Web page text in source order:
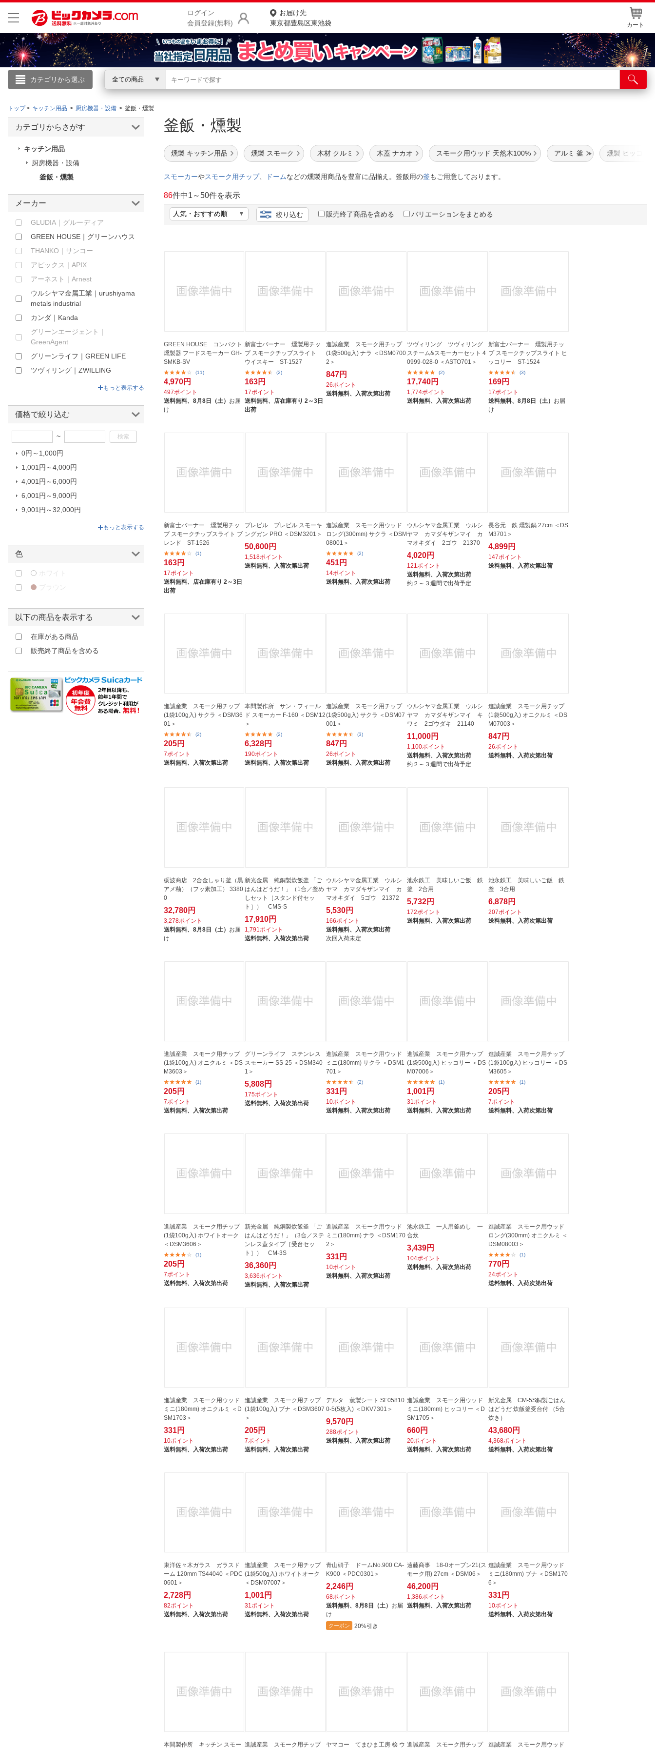
ログイン
会員登録(無料)
お届け先
東京都豊島区東池袋
カート
カテゴリから選ぶ 全ての商品
こんにちは
ログイン
お知らせ
お客様サポート
ご利用ガイド
よくある質問・お問合せ
店舗情報・店舗一覧
法人窓口
English / 中文
トップ キッチン用品 厨房機器・設備 釜飯・燻製
釜飯・燻製
燻製 キッチン用品 燻製 スモーク 木材 クルミ 木蓋 ナカオ スモーク用ウッド 天然木100% アルミ 釜 燻製 ヒッコリ
スモーカーやスモーク用チップ、 ドームなどの燻製用商品を豊富に品揃え。釜飯用の釜もご用意しております。
86件中1 ～50件を表示
絞り込む 販売終了商品を含める バリエーションをまとめる
GREEN HOUSE コンパクト
燻製器 フードスモーカー GH-
SMKB-SV
(11)
4,970円
497ポイント
送料無料、 8月8日（土） お届
け
新富士バーナー 燻製用チッ
プ スモークチップスライト
ウイスキー ST-1527
(2)
163円
17ポイント
送料無料、 店在庫有り 2～3日
出荷
進誠産業 スモーク用チップ
(1袋500g入) ナラ ＜DSM0700
2＞
847円
26ポイント
送料無料、
入荷次第出荷
ツヴィリング ツヴィリング
スチーム&スモーカーセット 4
0999-028-0 ＜ASTO701＞
(2)
17,740円
1,774ポイント
送料無料、
入荷次第出荷
新富士バーナー 燻製用チッ
プ スモークチップスライト ヒ
ッコリー ST-1524
(3)
169円
17ポイント
送料無料、 8月8日（土） お届
け
新富士バーナー 燻製用チッ
プ スモークチップスライト ブ
レンド ST-1526
(1)
163円
17ポイント
送料無料、 店在庫有り 2～3日
出荷
ブレビル ブレビル スモーキ
ングガン PRO ＜DSM3201＞
50,600円
1,518ポイント
送料無料、 入荷次第出荷
進誠産業 スモーク用ウッド
ロング(300mm) サクラ ＜DSM
08001＞
(2)
451円
14ポイント
送料無料、 入荷次第出荷
ウルシヤマ金属工業 ウルシ
ヤマ カマダキザンマイ カ
マオキダイ 2ゴウ 21370
4,020円
121ポイント
送料無料、 入荷次第出荷
約２～３週間で出荷予定
長谷元 鉄 燻製鍋 27cm ＜DS
M3701＞
4,899円
147ポイント
送料無料、
入荷次第出荷
進誠産業 スモーク用チップ
(1袋100g入) サクラ ＜DSM36
01＞
(2)
205円
7ポイント
送料無料、 入荷次第出荷
本間製作所 サン・フィール
ド スモーカー F-160 ＜DSM12
＞
(2)
6,328円
190ポイント
送料無料、 入荷次第出荷
進誠産業 スモーク用チップ
(1袋500g入) サクラ ＜DSM07
001＞
(3)
847円
26ポイント
送料無料、 入荷次第出荷
ウルシヤマ金属工業 ウルシ
ヤマ カマダキザンマイ キ
ワミ 2ゴウダキ 21140
11,000円
1,100ポイント
送料無料、 入荷次第出荷
約２～３週間で出荷予定
進誠産業 スモーク用チップ
(1袋500g入) オニクルミ ＜DS
M07003＞
847円
26ポイント
送料無料、
入荷次第出荷
砺波商店 2合金しゃり釜（黒
アメ釉）（フッ素加工） 3380
0
32,780円
3,278ポイント
送料無料、 8月8日（土） お届
け
新光金属 純銅製炊飯釜 「ご
はんはどうだ！」（1合／釜め
しセット［スタンド付セッ
ト］） CMS-S
17,910円
1,791ポイント
送料無料、
入荷次第出荷
ウルシヤマ金属工業 ウルシ
ヤマ カマダキザンマイ カ
マオキダイ 5ゴウ 21372
5,530円
166ポイント
送料無料、
入荷次第出荷
次回入荷未定
池永鉄工 美味しいご飯 鉄
釜 2合用
5,732円
172ポイント
送料無料、
入荷次第出荷
池永鉄工 美味しいご飯 鉄
釜 3合用
6,878円
207ポイント
送料無料、
入荷次第出荷
進誠産業 スモーク用チップ
(1袋100g入) オニクルミ ＜DS
M3603＞
(1)
205円
7ポイント
送料無料、 入荷次第出荷
グリーンライフ ステンレス
スモーカー SS-25 ＜DSM340
1＞
5,808円
175ポイント
送料無料、 入荷次第出荷
進誠産業 スモーク用ウッド
ミニ(180mm) サクラ ＜DSM1
701＞
(2)
331円
10ポイント
送料無料、 入荷次第出荷
進誠産業 スモーク用チップ
(1袋500g入) ヒッコリー ＜DS
M07006＞
(1)
1,001円
31ポイント
送料無料、 入荷次第出荷
進誠産業 スモーク用チップ
(1袋100g入) ヒッコリー ＜DS
M3605＞
(1)
205円
7ポイント
送料無料、
入荷次第出荷
進誠産業 スモーク用チップ
(1袋100g入) ホワイトオーク
＜DSM3606＞
(1)
205円
7ポイント
送料無料、
入荷次第出荷
新光金属 純銅製炊飯釜 「ご
はんはどうだ！」（3合／ステ
ンレス蓋タイプ［受台セッ
ト］） CM-3S
36,360円
3,636ポイント
送料無料、
入荷次第出荷
進誠産業 スモーク用ウッド
ミニ(180mm) ナラ ＜DSM170
2＞
331円
10ポイント
送料無料、
入荷次第出荷
池永鉄工 一人用釜めし 一
合炊
3,439円
104ポイント
送料無料、
入荷次第出荷
進誠産業 スモーク用ウッド
ロング(300mm) オニクルミ ＜
DSM08003＞
(1)
770円
24ポイント
送料無料、
入荷次第出荷
進誠産業 スモーク用ウッド
ミニ(180mm) オニクルミ ＜D
SM1703＞
331円
10ポイント
送料無料、 入荷次第出荷
進誠産業 スモーク用チップ
(1袋100g入) ブナ ＜DSM3607
＞
205円
7ポイント
送料無料、 入荷次第出荷
デルタ 薫製シート SF05810
0-5(5枚入) ＜DKV7301＞
9,570円
288ポイント
送料無料、 入荷次第出荷
進誠産業 スモーク用ウッド
ミニ(180mm) ヒッコリー ＜D
SM1705＞
660円
20ポイント
送料無料、 入荷次第出荷
新光金属 CM-5S銅製ごはん
はどうだ 炊飯釜受台付 （5合
炊き）
43,680円
4,368ポイント
送料無料、
入荷次第出荷
東洋佐々木ガラス ガラスド
ーム 120mm TS44040 ＜PDC
0601＞
2,728円
82ポイント
送料無料、 入荷次第出荷
進誠産業 スモーク用チップ
(1袋500g入) ホワイトオーク
＜DSM07007＞
1,001円
31ポイント
送料無料、 入荷次第出荷
青山硝子 ドームNo.900 CA-
K900 ＜PDC0301＞
2,246円
68ポイント
送料無料、 8月8日（土） お届
け
クーポン 20%引き
遠藤商事 18-0オーブン21(ス
モーク用) 27cm ＜DSM06＞
46,200円
1,386ポイント
送料無料、 入荷次第出荷
進誠産業 スモーク用ウッド
ミニ(180mm) ブナ ＜DSM170
6＞
331円
10ポイント
送料無料、
入荷次第出荷
本間製作所 キッチン スモー 進誠産業 スモーク用チップ ヤマコー てまひま工房 桧 ウ 進誠産業 スモーク用チップ 進誠産業 スモーク用ウッド
カテゴリからさがす
キッチン用品
厨房機器・設備
釜飯・燻製
メーカー
GLUDIA｜グルーディア
GREEN HOUSE｜グリーンハウス
THANKO｜サンコー
アピックス｜APIX
アーネスト｜Arnest
ウルシヤマ金属工業｜urushiyama
metals industrial
カンダ｜Kanda
グリーンエージェント｜
GreenAgent
グリーンライフ｜GREEN LIFE
ツヴィリング｜ZWILLING
ナカオ｜nakao
パシャバチェ｜Pasabahce
ブレビル｜Breville
ミヤザキ食器｜MIYAZAKI
ヤマコー｜YAMACO
中部コーポレーション｜CHUBU
CORPORATION
東洋佐々木ガラス｜TOYO-
SASAKI GLASS
池永鉄工｜Ikenaga Iron Works
遠藤商事｜Endo Shoji
遠藤商事｜Endo Shoji
長谷元
雅漆工芸｜MIYABI URUSHI
もっと表示する
価格で絞り込む
~
0円～1,000円
1,001円～4,000円
4,001円～6,000円
6,001円～9,000円
9,001円～32,000円
もっと表示する
色
ホワイト
ブラウン
以下の商品を表示する
在庫がある商品
販売終了商品を含める